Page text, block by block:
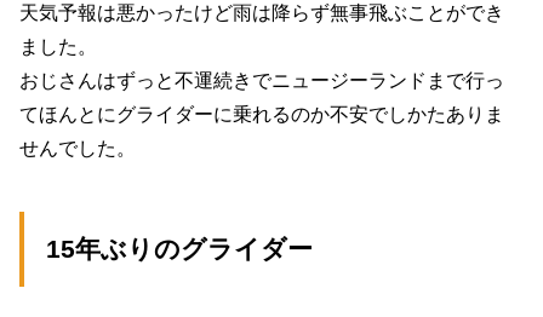
天気予報は悪かったけど雨は降らず無事飛ぶことができ
ました。
おじさんはずっと不運続きでニュージーランドまで行っ
てほんとにグライダーに乗れるのか不安でしかたありま
せんでした。
15年ぶりのグライダー